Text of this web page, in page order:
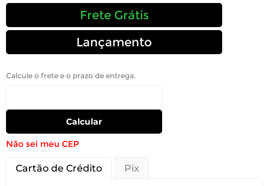
Frete Grátis
Lançamento
Calcule o frete e o prazo de entrega.
Calcular
Não sei meu CEP
Cartão de Crédito Pix